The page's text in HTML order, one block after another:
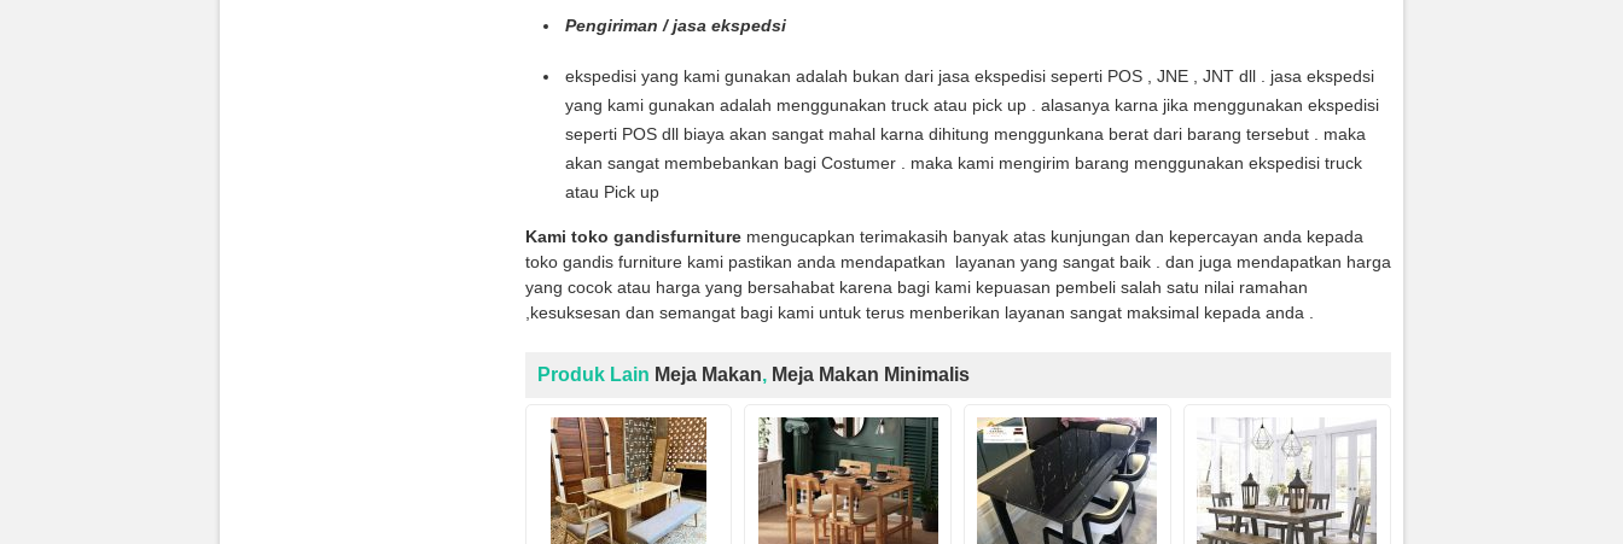
Pengiriman / jasa ekspedsi
ekspedisi yang kami gunakan adalah bukan dari jasa ekspedisi seperti POS , JNE , JNT dll . jasa ekspedsi
yang kami gunakan adalah menggunakan truck atau pick up . alasanya karna jika menggunakan ekspedisi
seperti POS dll biaya akan sangat mahal karna dihitung menggunkana berat dari barang tersebut . maka
akan sangat membebankan bagi Costumer . maka kami mengirim barang menggunakan ekspedisi truck
atau Pick up
Kami toko gandisfurnituremengucapkan terimakasih banyak atas kunjungan dan kepercayan anda kepada
toko gandis furniture kami pastikan anda mendapatkan layanan yang sangat baik . dan juga mendapatkan harga
yang cocok atau harga yang bersahabat karena bagi kami kepuasan pembeli salah satu nilai ramahan
,kesuksesan dan semangat bagi kami untuk terus menberikan layanan sangat maksimal kepada anda .
Produk Lain Meja Makan, Meja Makan Minimalis